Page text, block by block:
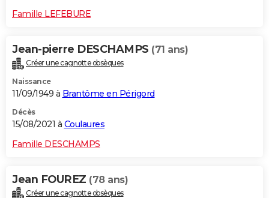
Famille LEFEBURE
Jean-pierre DESCHAMPS (71 ans)
Créer une cagnotte obsèques
Naissance
11/09/1949 à Brantôme en Périgord
Décès
15/08/2021 à Coulaures
Famille DESCHAMPS
Jean FOUREZ (78 ans)
Créer une cagnotte obsèques